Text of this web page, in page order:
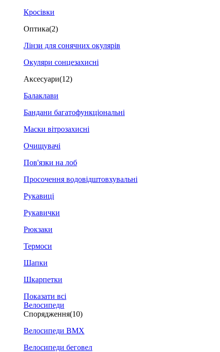
Кросівки
Оптика(2)
Лінзи для сонячних окулярів
Окуляри сонцезахисні
Аксесуари(12)
Балаклави
Бандани багатофункціональні
Маски вітрозахисні
Очищувачі
Пов'язки на лоб
Просочення водовідштовхувальні
Рукавиці
Рукавички
Рюкзаки
Термоси
Шапки
Шкарпетки
Показати всі
Велосипеди
Спорядження(10)
Велосипеди BMX
Велосипеди беговел